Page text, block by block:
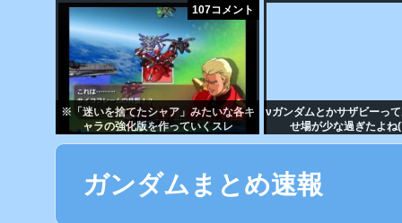
107コメント
※「迷いを捨てたシャア」みたいな各キ
ャラの強化版を作っていくスレ
νガンダムとかサザビーっ
せ場が少な過ぎたよね
ガンダムまとめ速報